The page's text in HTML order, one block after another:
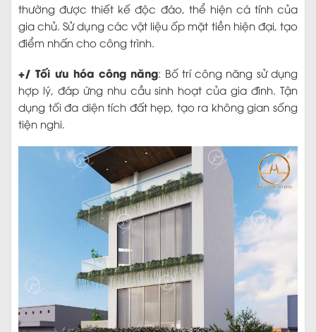
thường được thiết kế độc đáo, thể hiện cá tính của
gia chủ. Sử dụng các vật liệu ốp mặt tiền hiện đại, tạo
điểm nhấn cho công trình.
+/ Tối ưu hóa công năng: Bố trí công năng sử dụng
hợp lý, đáp ứng nhu cầu sinh hoạt của gia đình. Tận
dụng tối đa diện tích đất hẹp, tạo ra không gian sống
tiện nghi.